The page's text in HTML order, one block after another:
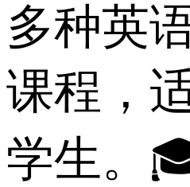
多种英
课程，
学生。